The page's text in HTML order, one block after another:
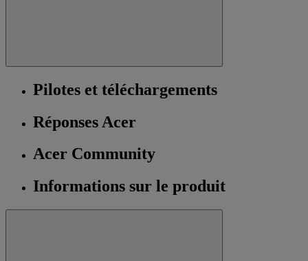
Pilotes et téléchargements
Réponses Acer
Acer Community
Informations sur le produit